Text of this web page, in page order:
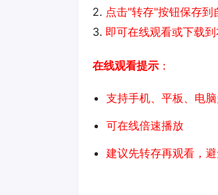
2. 点击"转存"按钮保存到
3. 即可在线观看或下载
在线观看提示 ：
支持手机、平板、电
可在线倍速播放
建议先转存再观看，